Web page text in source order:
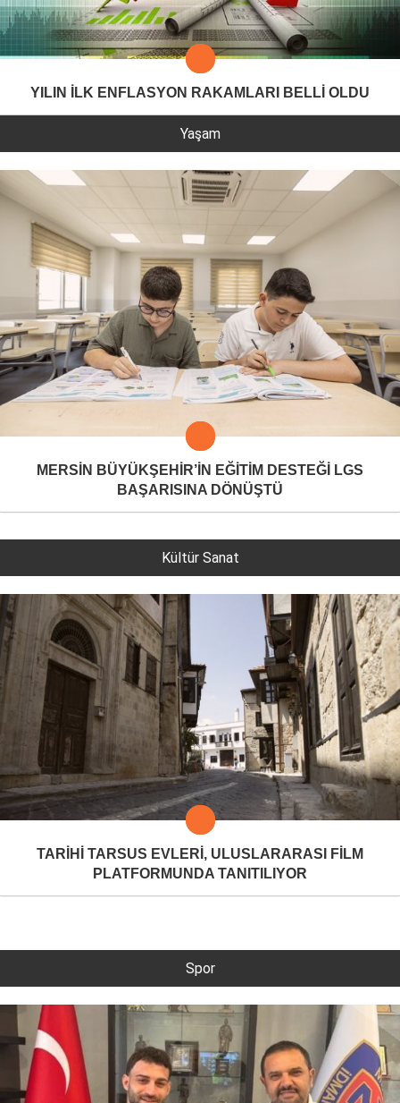
YILIN İLK ENFLASYON RAKAMLARI BELLİ OLDU
Yaşam
MERSİN BÜYÜKŞEHİR’İN EĞİTİM DESTEĞİ LGS
BAŞARISINA DÖNÜŞTÜ
Kültür Sanat
TARİHİ TARSUS EVLERİ, ULUSLARARASI FİLM
PLATFORMUNDA TANITILIYOR
Spor